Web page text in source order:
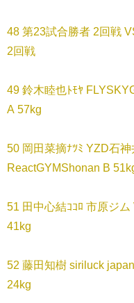
48 第23試合勝者 2回戦
2回戦
49 鈴木睦也ﾄﾓﾔ
A 57kg
50 岡田菜摘ﾅﾂﾐ YZD石
ReactGYMShonan B
51 田中心結ｺｺﾛ 市原ジム
41kg
52 藤田知樹 siriluck
24kg